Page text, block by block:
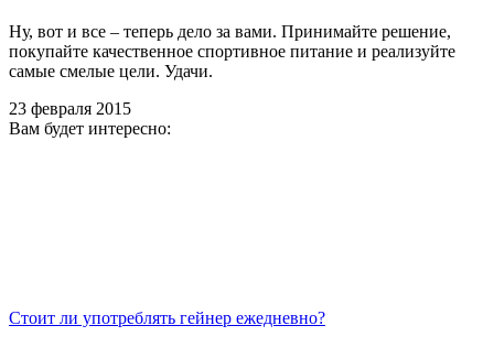
Ну, вот и все – теперь дело за вами. Принимайте решение,
покупайте качественное спортивное питание и реализуйте
самые смелые цели. Удачи.
23 февраля 2015
Вам будет интересно:
Стоит ли употреблять гейнер ежедневно?